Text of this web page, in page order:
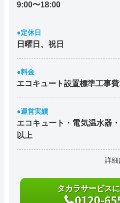
9:00〜18:00
●定休日
日曜日、祝日
●料金
エコキュート設置標準工事費
●運営実績
エコキュート・電気温水器
以上
詳細
タカラサービス
0120-